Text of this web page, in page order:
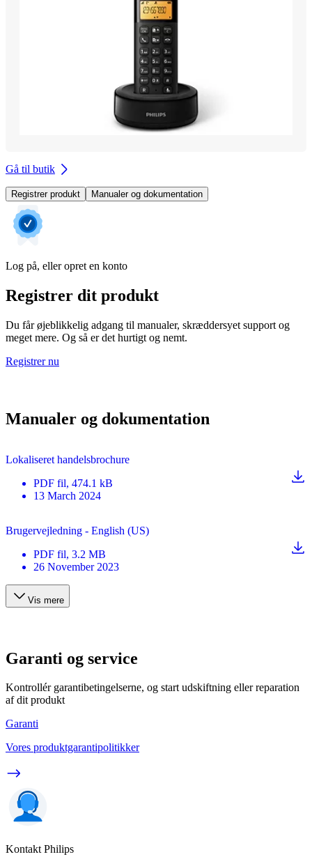
Gå til butik
Registrer produkt Manualer og dokumentation
Log på, eller opret en konto
Registrer dit produkt
Du får øjeblikkelig adgang til manualer, skræddersyet support og
meget mere. Og så er det hurtigt og nemt.
Registrer nu
Manualer og dokumentation
Lokaliseret handelsbrochure
PDF fil, 474.1 kB
13 March 2024
Brugervejledning - English (US)
PDF fil, 3.2 MB
26 November 2023
Vis mere
Garanti og service
Kontrollér garantibetingelserne, og start udskiftning eller reparation
af dit produkt
Garanti
Vores produktgarantipolitikker
Kontakt Philips